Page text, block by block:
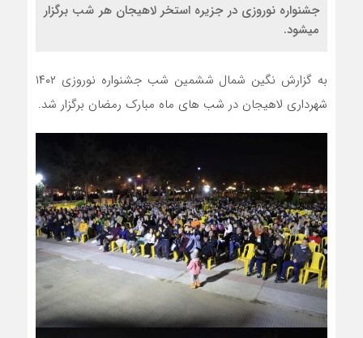
جشنواره نوروزی در جزیره استخر لاهیجان هر شب برگزار
میشود.
به گزارش نگین شمال ششمین شب جشنواره نوروزی ۱۴۰۲
شهرداری لاهیجان در شب های ماه مبارک رمضان برگزار شد.